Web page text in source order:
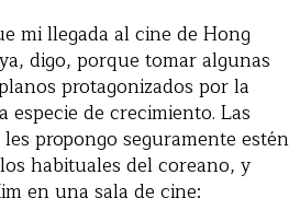
mi llegada al cine de Hong
digo, porque tomar algunas
protagonizados por la
de crecimiento. Las
propongo seguramente estén
habituales del coreano, y
en una sala de cine: